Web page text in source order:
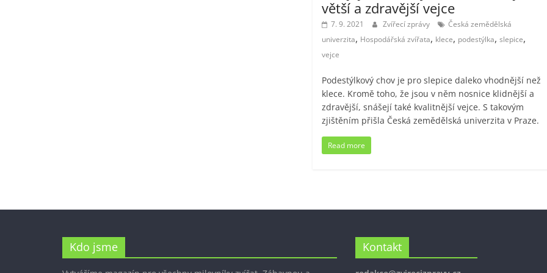
větší a zdravější vejce
7. 9. 2021 Zvířecí zprávy
Česká zemědělská
univerzita, Hospodářská zvířata, klece, podestýlka,slepice,
vejce
Podestýlkový chov je pro slepice daleko vhodnější než
klece. Kromě toho, že jsou v něm nosnice klidnější a
zdravější, snášejí také kvalitnější vejce. S takovým
zjištěním přišla Česká zemědělská univerzita v Praze.
Read more
Kdo jsme Kontakt